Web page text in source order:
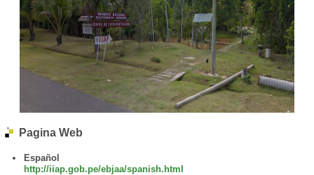
Pagina Web
Español
http://iiap.gob.pe/ebjaa/spanish.html